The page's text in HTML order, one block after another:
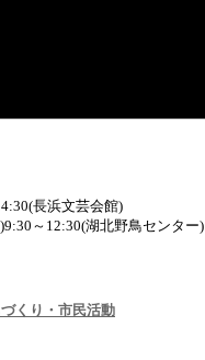
長浜文芸会館)
～12:30(湖北野鳥センター)
くり・市民活動